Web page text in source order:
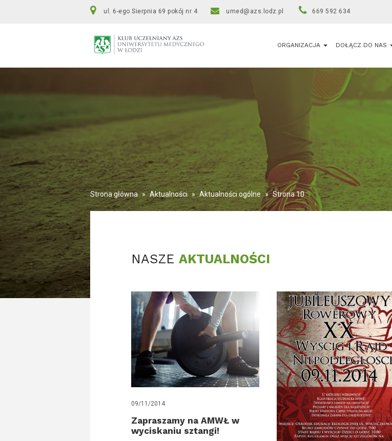
ul. 6-ego Sierpnia 69 pokój nr 4 umed@azs.lodz.pl 669 592 634
ORGANIZACJA DOŁĄCZ DO NAS
Strona główna » Aktualności » Aktualności ogólne » Strona 10
NASZEAKTUALNOŚCI
09/11/2014
Zapraszamy na AMWŁ w
wyciskaniu sztangi!